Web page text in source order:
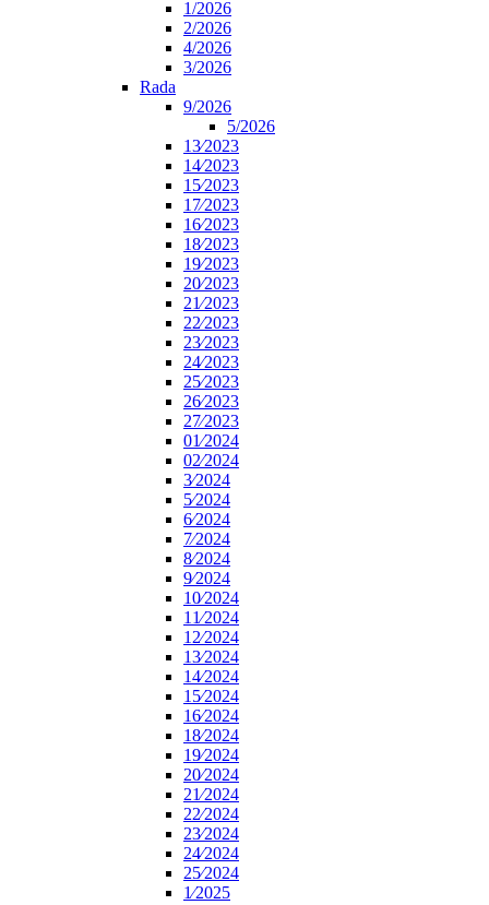
1/2026
2/2026
4/2026
3/2026
Rada
9/2026
5/2026
13⁄2023
14⁄2023
15⁄2023
17⁄2023
16⁄2023
18⁄2023
19⁄2023
20⁄2023
21⁄2023
22⁄2023
23⁄2023
24⁄2023
25⁄2023
26⁄2023
27⁄2023
01⁄2024
02⁄2024
3⁄2024
5⁄2024
6⁄2024
7⁄2024
8⁄2024
9⁄2024
10⁄2024
11⁄2024
12⁄2024
13⁄2024
14⁄2024
15⁄2024
16⁄2024
18⁄2024
19⁄2024
20⁄2024
21⁄2024
22⁄2024
23⁄2024
24⁄2024
25⁄2024
1⁄2025